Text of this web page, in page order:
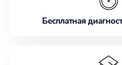
Бесплатная